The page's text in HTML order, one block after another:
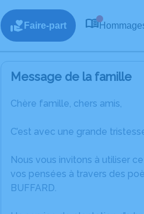
Faire-part
Message de la famille
Chère famille, chers amis,
C’est avec une grande
Nous vous invitons à utiliser
vos pensées à travers des
BUFFARD.